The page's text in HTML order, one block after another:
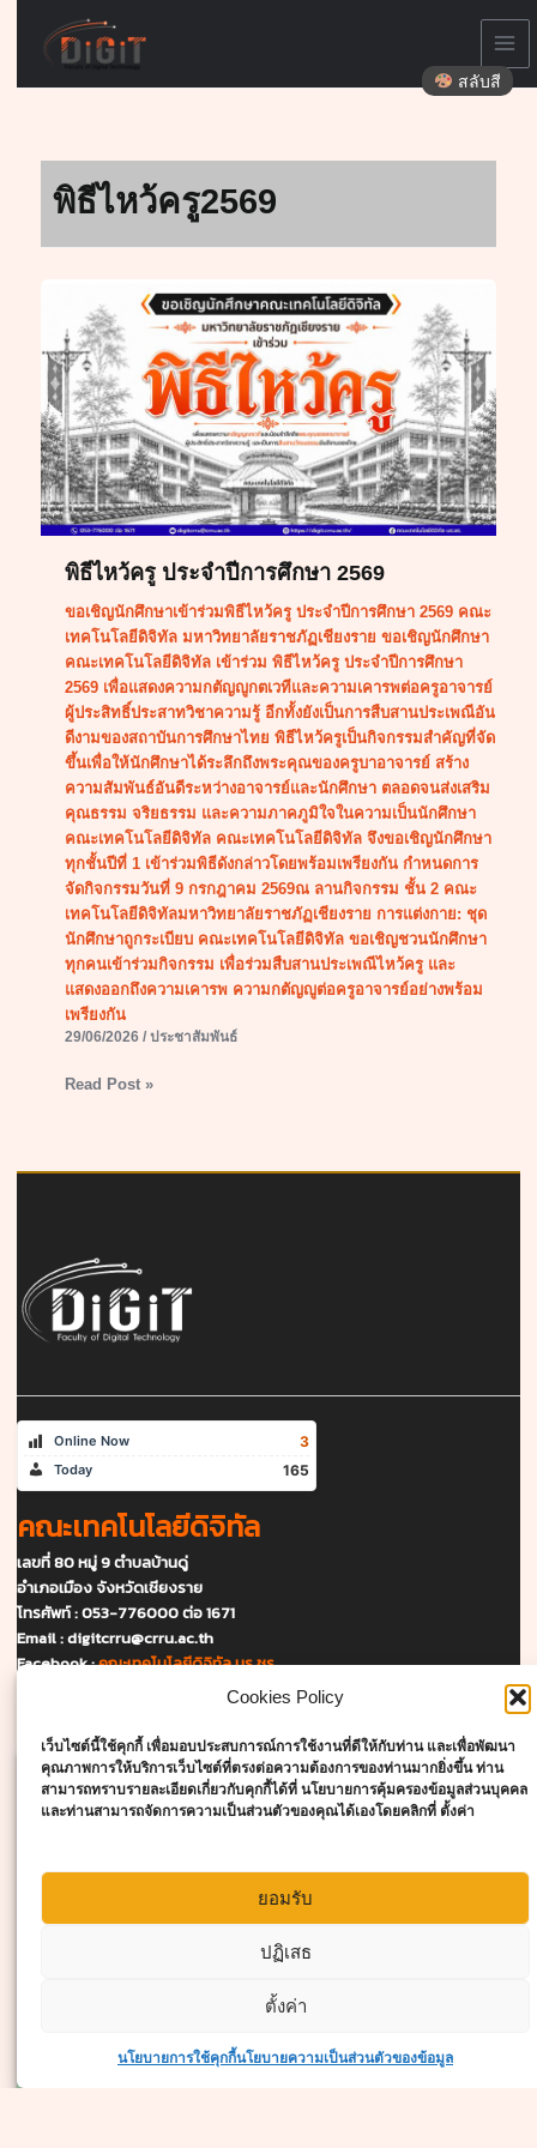
Cookies Policy
เว็บไซต์นี้ใช้คุกกี้ เพื่อมอบประสบการณ์การใช้งานที่ดีให้กับท่าน และเพื่อพัฒนา
คุณภาพการให้บริการเว็บไซต์ที่ตรงต่อความต้องการของท่านมากยิ่งขึ้น ท่าน
สามารถทราบรายละเอียดเกี่ยวกับคุกกี้ได้ที่ นโยบายการคุ้มครองข้อมูลส่วนบุคคล
และท่านสามารถจัดการความเป็นส่วนตัวของคุณได้เองโดยคลิกที่ ตั้งค่า
ยอมรับ
ปฏิเสธ
ตั้งค่า
นโยบายการใช้คุกกี้นโยบายความเป็นส่วนตัวของข้อมูล
content
พิธีไหว้ครู2569
พิธีไหว้ครู ประจำปีการศึกษา 2569
ขอเชิญนักศึกษาเข้าร่วมพิธีไหว้ครู ประจำปีการศึกษา 2569 คณะ
เทคโนโลยีดิจิทัล มหาวิทยาลัยราชภัฏเชียงราย ขอเชิญนักศึกษา
คณะเทคโนโลยีดิจิทัล เข้าร่วม พิธีไหว้ครู ประจำปีการศึกษา
2569 เพื่อแสดงความกตัญญูกตเวทีและความเคารพต่อครูอาจารย์
ผู้ประสิทธิ์ประสาทวิชาความรู้ อีกทั้งยังเป็นการสืบสานประเพณีอัน
ดีงามของสถาบันการศึกษาไทย พิธีไหว้ครูเป็นกิจกรรมสำคัญที่จัด
ขึ้นเพื่อให้นักศึกษาได้ระลึกถึงพระคุณของครูบาอาจารย์ สร้าง
ความสัมพันธ์อันดีระหว่างอาจารย์และนักศึกษา ตลอดจนส่งเสริม
คุณธรรม จริยธรรม และความภาคภูมิใจในความเป็นนักศึกษา
คณะเทคโนโลยีดิจิทัล คณะเทคโนโลยีดิจิทัล จึงขอเชิญนักศึกษา
ทุกชั้นปีที่ 1 เข้าร่วมพิธีดังกล่าวโดยพร้อมเพรียงกัน กำหนดการ
จัดกิจกรรมวันที่ 9 กรกฎาคม 2569ณ ลานกิจกรรม ชั้น 2 คณะ
เทคโนโลยีดิจิทัลมหาวิทยาลัยราชภัฏเชียงราย การแต่งกาย: ชุด
นักศึกษาถูกระเบียบ คณะเทคโนโลยีดิจิทัล ขอเชิญชวนนักศึกษา
ทุกคนเข้าร่วมกิจกรรม เพื่อร่วมสืบสานประเพณีไหว้ครู และ
แสดงออกถึงความเคารพ ความกตัญญูต่อครูอาจารย์อย่างพร้อม
เพรียงกัน
29/06/2026 / ประชาสัมพันธ์
ไหว้
ครู
ประจำ
ปี
การ
ศึกษา
2569
Read Post »
Online Now 3
Today 165
คณะเทคโนโลยีดิจิทัล
เลขที่ 80 หมู่ 9 ตำบลบ้านดู่
อำเภอเมือง จังหวัดเชียงราย
โทรศัพท์ : 053-776000 ต่อ 1671
Email :digitcrru@crru.ac.th
Facebook :คณะเทคโนโลยีดิจิทัล มร.ชร.
แผนที่และการเดินทาง
Click to accept marketing cookies and
enable this content
สลับสี